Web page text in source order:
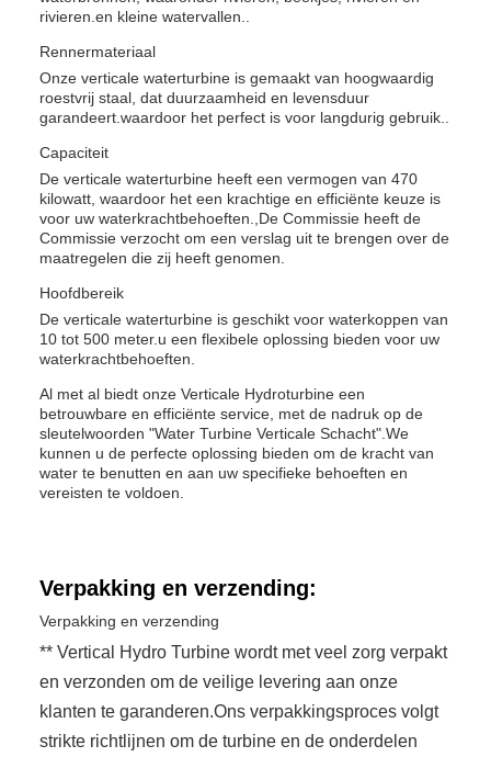
rivieren.en kleine watervallen..
Rennermateriaal
Onze verticale waterturbine is gemaakt van hoogwaardig
roestvrij staal, dat duurzaamheid en levensduur
garandeert.waardoor het perfect is voor langdurig gebruik..
Capaciteit
De verticale waterturbine heeft een vermogen van 470
kilowatt, waardoor het een krachtige en efficiënte keuze is
voor uw waterkrachtbehoeften.,De Commissie heeft de
Commissie verzocht om een verslag uit te brengen over de
maatregelen die zij heeft genomen.
Hoofdbereik
De verticale waterturbine is geschikt voor waterkoppen van
10 tot 500 meter.u een flexibele oplossing bieden voor uw
waterkrachtbehoeften.
Al met al biedt onze Verticale Hydroturbine een
betrouwbare en efficiënte service, met de nadruk op de
sleutelwoorden "Water Turbine Verticale Schacht".We
kunnen u de perfecte oplossing bieden om de kracht van
water te benutten en aan uw specifieke behoeften en
vereisten te voldoen.
Verpakking en verzending:
Verpakking en verzending
** Vertical Hydro Turbine wordt met veel zorg verpakt
en verzonden om de veilige levering aan onze
klanten te garanderen.Ons verpakkingsproces volgt
strikte richtlijnen om de turbine en de onderdelen